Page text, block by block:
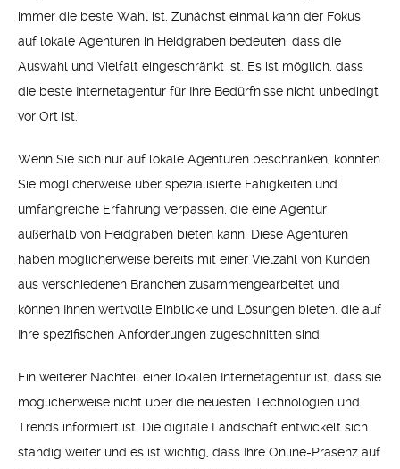
immer die beste Wahl ist. Zunächst einmal kann der Fokus
auf lokale Agenturen in Heidgraben bedeuten, dass die
Auswahl und Vielfalt eingeschränkt ist. Es ist möglich, dass
die beste Internetagentur für Ihre Bedürfnisse nicht unbedingt
vor Ort ist.
Wenn Sie sich nur auf lokale Agenturen beschränken, könnten
Sie möglicherweise über spezialisierte Fähigkeiten und
umfangreiche Erfahrung verpassen, die eine Agentur
außerhalb von Heidgraben bieten kann. Diese Agenturen
haben möglicherweise bereits mit einer Vielzahl von Kunden
aus verschiedenen Branchen zusammengearbeitet und
können Ihnen wertvolle Einblicke und Lösungen bieten, die auf
Ihre spezifischen Anforderungen zugeschnitten sind.
Ein weiterer Nachteil einer lokalen Internetagentur ist, dass sie
möglicherweise nicht über die neuesten Technologien und
Trends informiert ist. Die digitale Landschaft entwickelt sich
ständig weiter und es ist wichtig, dass Ihre Online-Präsenz auf